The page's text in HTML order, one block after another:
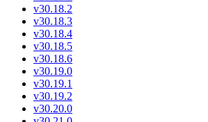
v30.18.2
v30.18.3
v30.18.4
v30.18.5
v30.18.6
v30.19.0
v30.19.1
v30.19.2
v30.20.0